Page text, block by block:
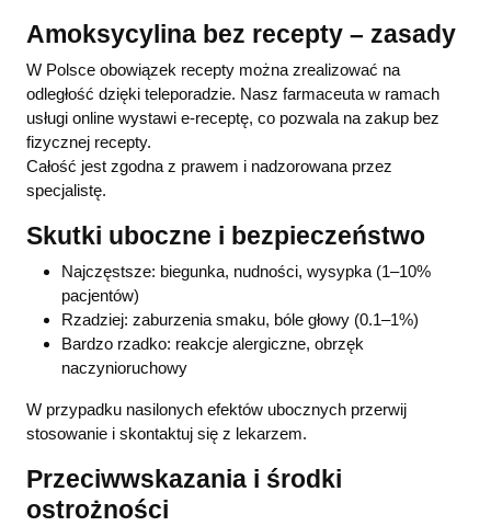
Amoksycylina bez recepty – zasady
W Polsce obowiązek recepty można zrealizować na
odległość dzięki teleporadzie. Nasz farmaceuta w ramach
usługi online wystawi e-receptę, co pozwala na zakup bez
fizycznej recepty.
Całość jest zgodna z prawem i nadzorowana przez
specjalistę.
Skutki uboczne i bezpieczeństwo
Najczęstsze: biegunka, nudności, wysypka (1–10%
pacjentów)
Rzadziej: zaburzenia smaku, bóle głowy (0.1–1%)
Bardzo rzadko: reakcje alergiczne, obrzęk
naczynioruchowy
W przypadku nasilonych efektów ubocznych przerwij
stosowanie i skontaktuj się z lekarzem.
Przeciwwskazania i środki
ostrożności